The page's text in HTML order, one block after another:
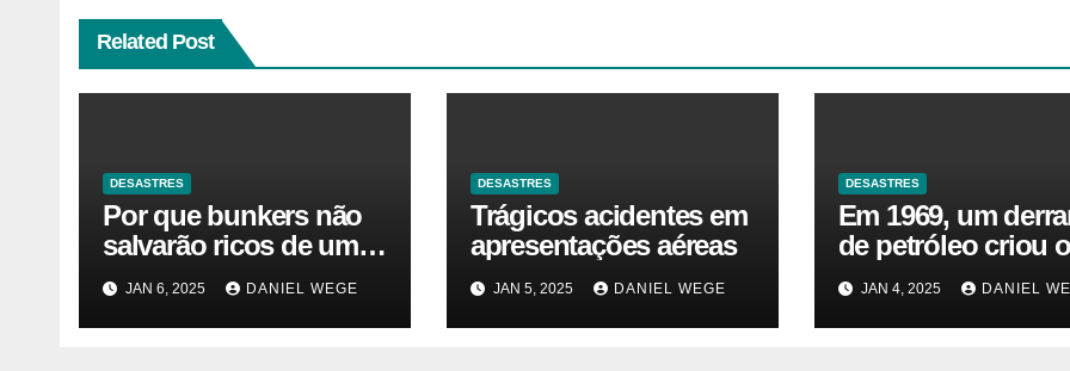
Related Post
DESASTRES
Por que bunkers não
salvarão ricos de um
desastre nuclear
JAN 6, 2025 DANIEL WEGE
DESASTRES
Trágicos acidentes em
apresentações aéreas
JAN 5, 2025 DANIEL WEGE
DESASTRES
Em 1969, um
de petróleo criou o
da Terra. Agora,
gasoduto pode
| Sustentabilidade
JAN 4, 2025 DANIEL